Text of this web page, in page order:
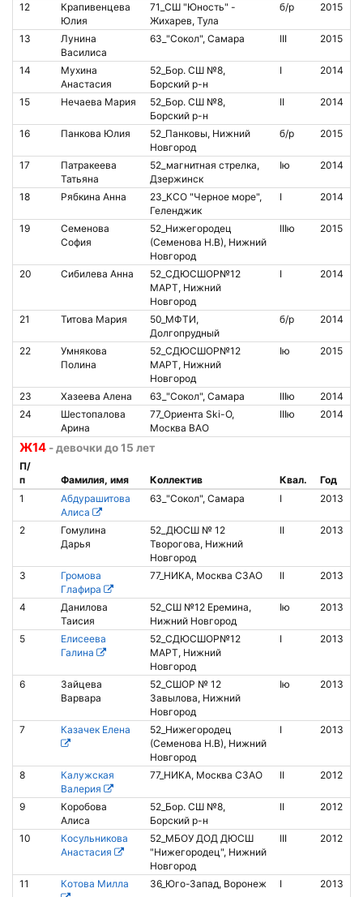
12
Крапивенцева
Юлия
71_СШ "Юность" -
Жихарев, Тула
б/р 2015
13
Лунина
Василиса
63_"Сокол", Самара III 2015
14
Мухина
Анастасия
52_Бор. СШ №8,
Борский р-н
I 2014
15 Нечаева Мария
52_Бор. СШ №8,
Борский р-н
II 2014
16 Панкова Юлия
52_Панковы, Нижний
Новгород
б/р 2015
17
Патракеева
Татьяна
52_магнитная стрелка,
Дзержинск
Iю 2014
18 Рябкина Анна
23_КСО "Черное море",
Геленджик
I 2014
19
Семенова
София
52_Нижегородец
(Семенова Н.В), Нижний
Новгород
IIIю 2015
20 Сибилева Анна
52_СДЮСШОР№12
МАРТ, Нижний
Новгород
I 2014
21 Титова Мария
50_МФТИ,
Долгопрудный
б/р 2014
22
Умнякова
Полина
52_СДЮСШОР№12
МАРТ, Нижний
Новгород
Iю 2015
23 Хазеева Алена 63_"Сокол", Самара IIIю 2014
24
Шестопалова
Арина
77_Ориента Ski-O,
Москва ВАО
IIIю 2014
Ж14 - девочки до 15 лет
П/
п
Фамилия, имя Коллектив Квал. Год
1
Абдурашитова
Алиса
63_"Сокол", Самара I 2013
2
Гомулина
Дарья
52_ДЮСШ № 12
Творогова, Нижний
Новгород
II 2013
3
Громова
Глафира
77_НИКА, Москва СЗАО II 2013
4
Данилова
Таисия
52_СШ №12 Еремина,
Нижний Новгород
Iю 2013
5
Елисеева
Галина
52_СДЮСШОР№12
МАРТ, Нижний
Новгород
I 2013
6
Зайцева
Варвара
52_СШОР № 12
Завылова, Нижний
Новгород
Iю 2013
7 Казачек Елена
52_Нижегородец
(Семенова Н.В), Нижний
Новгород
I 2013
8
Калужская
Валерия
77_НИКА, Москва СЗАО II 2012
9
Коробова
Алиса
52_Бор. СШ №8,
Борский р-н
II 2012
10
Косульникова
Анастасия
52_МБОУ ДОД ДЮСШ
"Нижегородец", Нижний
Новгород
III 2012
11 Котова Милла 36_Юго-Запад, Воронеж I 2013